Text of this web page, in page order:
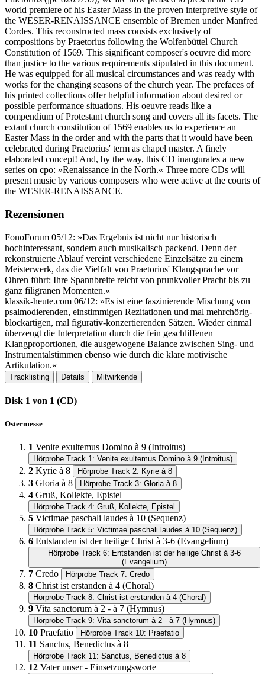
world premiere of his Easter Mass in the proven interpretive style of
the WESER-RENAISSANCE ensemble of Bremen under Manfred
Cordes. This reconstructed mass consists exclusively of
compositions by Praetorius following the Wolfenbüttel Church
Constitution of 1569. This significant composer's oeuvre did more
than justice to the various requirements stipulated in this document.
He was equipped for all musical circumstances and was ready with
works for the changing seasons of the church year. The prefaces of
his printed collections offer helpful information about desired or
possible performance situations. His oeuvre reads like a
compendium of Protestant church song and covers all its facets. The
extant church constitution of 1569 enables us to experience an
Easter Mass in the order and with the parts that it would have been
celebrated during Praetorius' term as chapel master. A finely
elaborated concept! And, by the way, this CD inaugurates a new
series on cpo: »Renaissance in the North.« Three more CDs will
present music by various composers who were active at the courts of
the WESER-RENAISSANCE.
Rezensionen
FonoForum 05/12: »Das Ergebnis ist nicht nur historisch
hochinteressant, sondern auch musikalisch packend.​ Denn der
rekonstruierte Ablauf vereint verschiedene Einzelsätze zu einem
Meisterwerk, das die Vielfalt von Praetorius' Klangsprache vor
Ohren führt: Ihre Spannbreite reicht von prunkvoller Pracht bis zu
ganz filigranen Momenten.​«
klassik-heute.​com 06/12: »Es ist eine faszinierende Mischung von
psalmodierenden, einstimmigen Rezitationen und mal mehrchörig-
blockartigen, mal figurativ-konzertierenden Sätzen.​ Wieder einmal
überzeugt die Interpretation durch die fein geschliffenen
Klangproportionen, die ausgewogene Balance zwischen Sing- und
Instrumentalstimmen ebenso wie durch die klare motivische
Artikulation.​«
Tracklisting Details Mitwirkende
Disk 1 von 1 (CD)
Ostermesse
1 Venite exultemus Domino à 9 (Introitus)
Hörprobe Track 1: Venite exultemus Domino à 9 (Introitus)
2 Kyrie à 8 Hörprobe Track 2: Kyrie à 8
3 Gloria à 8 Hörprobe Track 3: Gloria à 8
4 Gruß, Kollekte, Epistel
Hörprobe Track 4: Gruß, Kollekte, Epistel
5 Victimae paschali laudes à 10 (Sequenz)
Hörprobe Track 5: Victimae paschali laudes à 10 (Sequenz)
6 Entstanden ist der heilige Christ à 3-6 (Evangelium)
Hörprobe Track 6: Entstanden ist der heilige Christ à 3-6
(Evangelium)
7 Credo Hörprobe Track 7: Credo
8 Christ ist erstanden à 4 (Choral)
Hörprobe Track 8: Christ ist erstanden à 4 (Choral)
9 Vita sanctorum à 2 - à 7 (Hymnus)
Hörprobe Track 9: Vita sanctorum à 2 - à 7 (Hymnus)
10 Praefatio Hörprobe Track 10: Praefatio
11 Sanctus, Benedictus à 8
Hörprobe Track 11: Sanctus, Benedictus à 8
12 Vater unser - Einsetzungsworte